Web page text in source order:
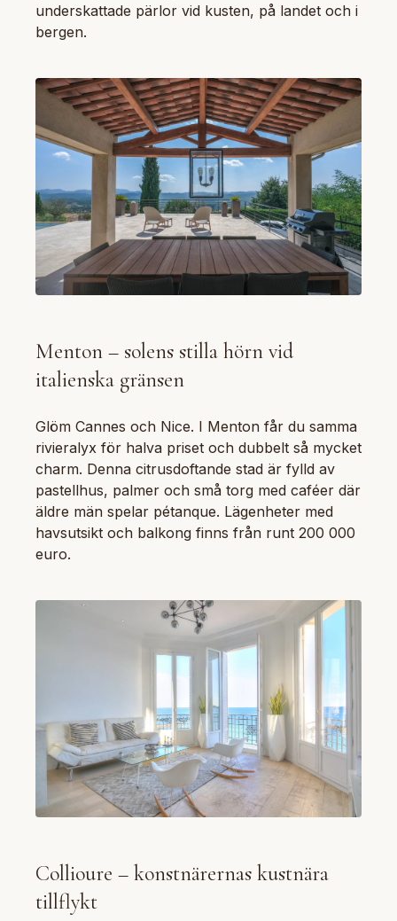
underskattade pärlor vid kusten, på landet och i
bergen.
Menton – solens stilla hörn vid
italienska gränsen
Glöm Cannes och Nice. I Menton får du samma
rivieralyx för halva priset och dubbelt så mycket
charm. Denna citrusdoftande stad är fylld av
pastellhus, palmer och små torg med caféer där
äldre män spelar pétanque. Lägenheter med
havsutsikt och balkong finns från runt 200 000
euro.
Collioure – konstnärernas kustnära
tillflykt